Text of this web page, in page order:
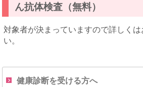
ん抗体検査（無料）
対象者が決まっていますので詳しく
い。
健康診断を受ける方へ